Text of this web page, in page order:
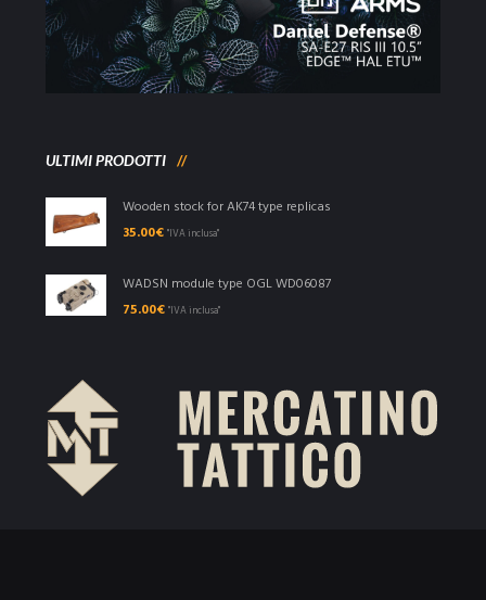
ULTIMI PRODOTTI
Wooden stock for AK74 type replicas
35.00€ "IVA inclusa"
WADSN module type OGL WD06087
75.00€ "IVA inclusa"